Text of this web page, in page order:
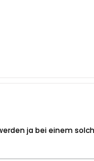
ja bei einem